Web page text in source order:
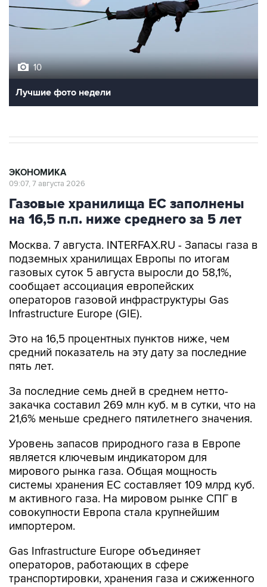
Лучшие фото недели
Газовые хранилища ЕС заполнены
на 16,5 п.п. ниже среднего за 5 лет
Москва. 7 августа. INTERFAX.RU - Запасы газа в
газовых суток 5 августа выросли до 58,1%,
сообщает ассоциация европейских
операторов газовой инфраструктуры Gas
Infrastructure Europe (GIE).
Это на 16,5 процентных пунктов ниже, чем
пять лет.
За последние семь дней в среднем нетто-
21,6% меньше среднего пятилетнего значения.
Уровень запасов природного газа в Европе
мирового рынка газа. Общая мощность
системы хранения ЕС составляет 109 млрд куб.
м активного газа. На мировом рынке СПГ в
совокупности Европа стала крупнейшим
импортером.
Gas Infrastructure Europe объединяет
транспортировки, хранения газа и сжиженного
природного газа. Статистическая база
охватывает работу инфраструктуры